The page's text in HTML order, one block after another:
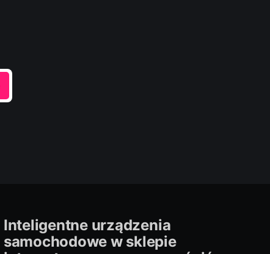
Inteligentne urządzenia
samochodowe w sklepie